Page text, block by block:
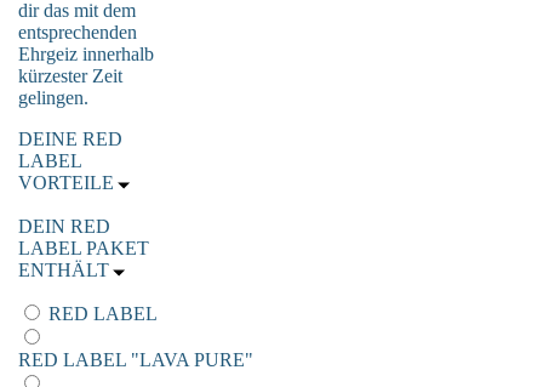
dir das mit dem
entsprechenden
Ehrgeiz innerhalb
kürzester Zeit
gelingen.
DEINE RED
LABEL
VORTEILE
DEIN RED
LABEL PAKET
ENTHÄLT
RED LABEL
RED LABEL "LAVA PURE"